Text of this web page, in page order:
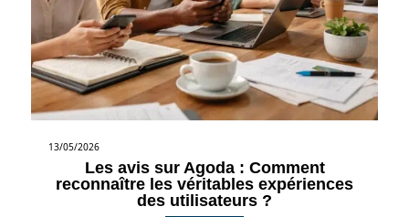
13/05/2026
Les avis sur Agoda : Comment
reconnaître les véritables expériences
des utilisateurs ?